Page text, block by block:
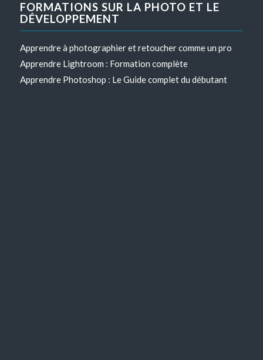
FORMATIONS SUR LA PHOTO ET LE
DÉVELOPPEMENT
Apprendre à photographier et retoucher comme un pro
Apprendre Lightroom : Formation complète
Apprendre Photoshop : Le Guide complet du débutant